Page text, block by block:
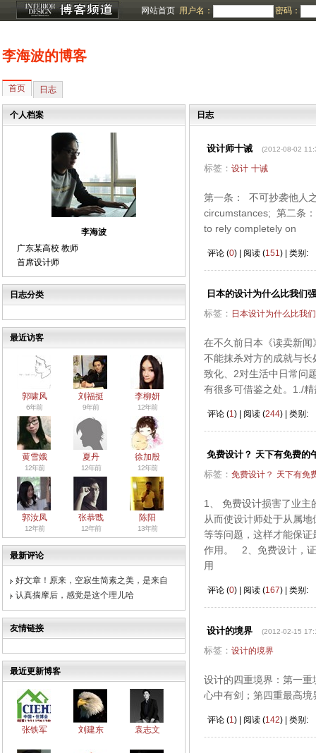
网站首页 用户名： 密码：
李海波的博客
首页 日志
个人档案
李海波
广东某高校 教师
首席设计师
日志分类
最近访客
郭啸风
6年前
刘福挺
9年前
李柳妍
12年前
黄雪娥
12年前
夏丹
12年前
徐加殷
12年前
郭汝凤
12年前
张恭戬
12年前
陈阳
13年前
最新评论
好文章！原来，空寂生简素之美，是来自
认真揣摩后，感觉是这个理儿哈
友情链接
最近更新博客
张铁军 刘建东 袁志文
日志
设计师十诫 (2012-08-02
标签： 设计 十诫
第一条： 不可抄袭他人
circumstances; 第二条
to rely completely on
评论 (0) | 阅读 (151) | 类别:
日本的设计为什么比我们
标签： 日本设计为什么比我
在不久前日本《读卖新
不能抹杀对方的成就与
致化、2对生活中日常问
有很多可借鉴之处。1./
评论 (1) | 阅读 (244) | 类别:
免费设计？ 天下有免费的
标签： 免费设计？ 天下有免
1、 免费设计损害了业主
从而使设计师处于从属
等等问题，这样才能保
作用。 2、免费设计，
用
评论 (0) | 阅读 (167) | 类别:
设计的境界 (2012-02-15
标签： 设计的境界
设计的四重境界：第一
心中有剑；第四重最高
评论 (1) | 阅读 (142) | 类别: